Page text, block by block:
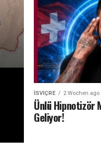
İSVIÇRE 2 Wochen ago
Ünlü Hipnotizör
Geliyor!